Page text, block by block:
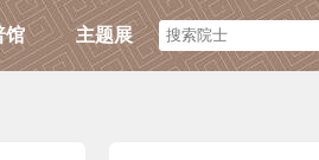
馆 主题展